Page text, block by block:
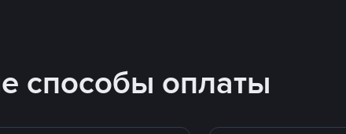
способы оплаты